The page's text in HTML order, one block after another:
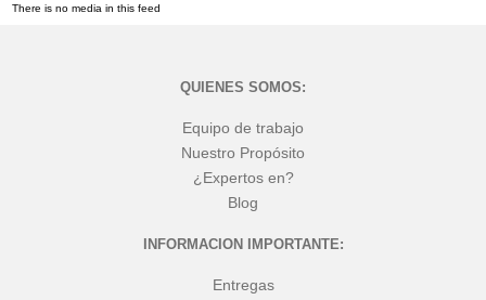
There is no media in this feed
QUIENES SOMOS:
Equipo de trabajo
Nuestro Propósito
¿Expertos en?
Blog
INFORMACION IMPORTANTE:
Entregas